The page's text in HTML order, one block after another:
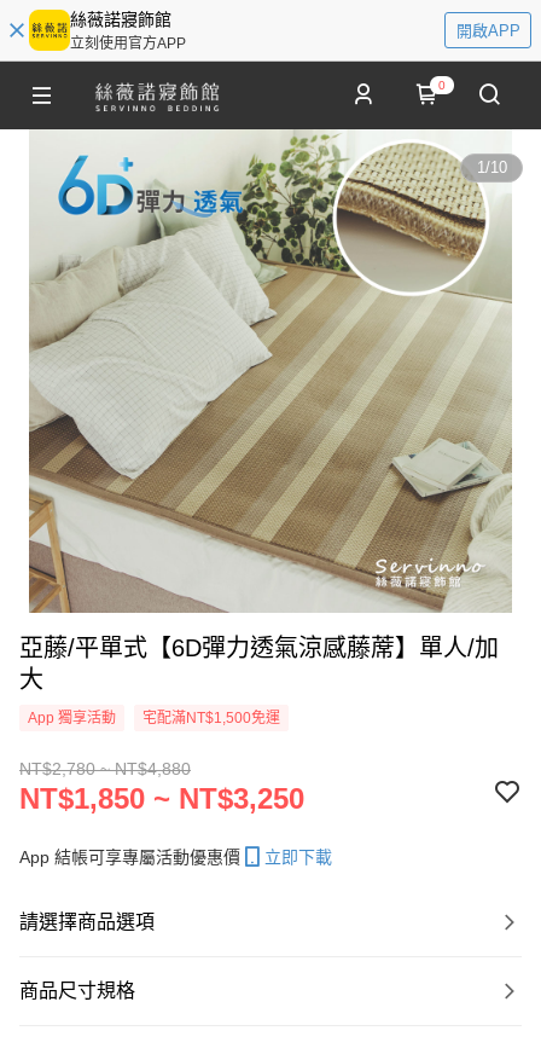
絲薇諾寢飾館
立刻使用官方APP
開啟APP
0
1/10
亞藤/平單式【6D彈力透氣涼感藤蓆】單人/加
大
App 獨享活動 宅配滿NT$1,500免運
NT$2,780 ~ NT$4,880
NT$1,850 ~ NT$3,250
App 結帳可享專屬活動優惠價 立即下載
請選擇商品選項
商品尺寸規格